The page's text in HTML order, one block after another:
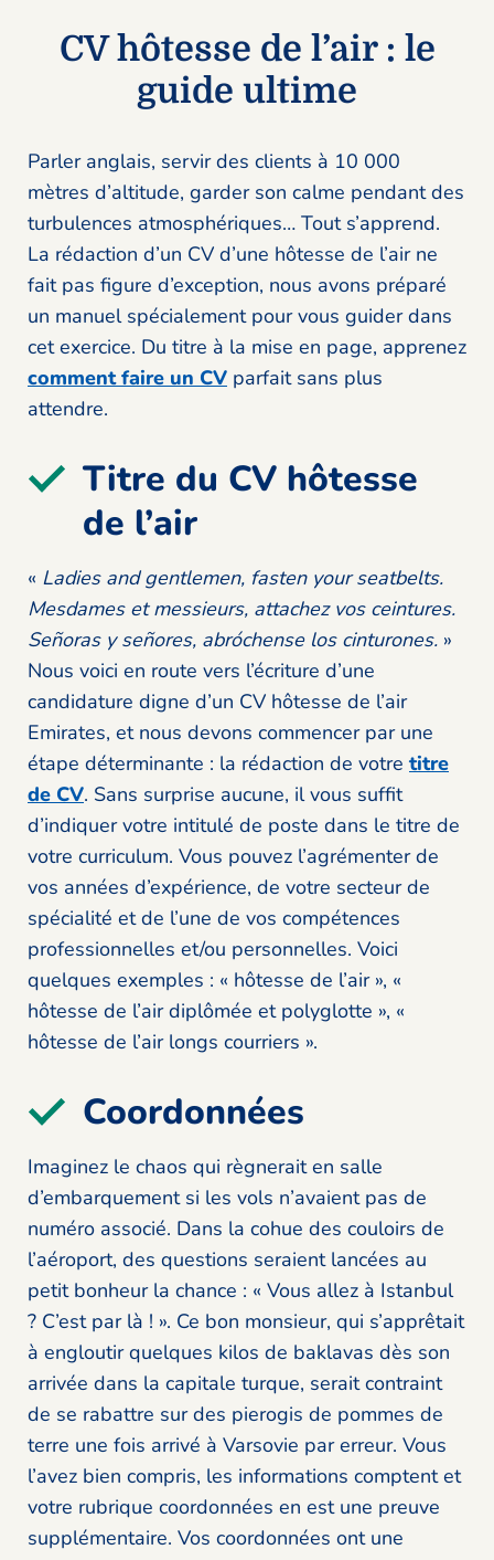
CV hôtesse de l’air : le
guide ultime
Parler anglais, servir des clients à 10 000
mètres d’altitude, garder son calme pendant des
turbulences atmosphériques… Tout s’apprend.
La rédaction d’un CV d’une hôtesse de l’air ne
fait pas figure d’exception, nous avons préparé
un manuel spécialement pour vous guider dans
cet exercice. Du titre à la mise en page, apprenez
comment faire un CV parfait sans plus
attendre.
Titre du CV hôtesse
de l’air
« Ladies and gentlemen, fasten your seatbelts.
Mesdames et messieurs, attachez vos ceintures.
Señoras y señores, abróchense los cinturones. »
Nous voici en route vers l’écriture d’une
candidature digne d’un CV hôtesse de l’air
Emirates, et nous devons commencer par une
étape déterminante : la rédaction de votre titre
de CV. Sans surprise aucune, il vous suffit
d’indiquer votre intitulé de poste dans le titre de
votre curriculum. Vous pouvez l’agrémenter de
vos années d’expérience, de votre secteur de
spécialité et de l’une de vos compétences
professionnelles et/ou personnelles. Voici
quelques exemples : « hôtesse de l’air », «
hôtesse de l’air diplômée et polyglotte », «
hôtesse de l’air longs courriers ».
Coordonnées
Imaginez le chaos qui règnerait en salle
d’embarquement si les vols n’avaient pas de
numéro associé. Dans la cohue des couloirs de
l’aéroport, des questions seraient lancées au
petit bonheur la chance : « Vous allez à Istanbul
? C’est par là ! ». Ce bon monsieur, qui s’apprêtait
à engloutir quelques kilos de baklavas dès son
arrivée dans la capitale turque, serait contraint
de se rabattre sur des pierogis de pommes de
terre une fois arrivé à Varsovie par erreur. Vous
l’avez bien compris, les informations comptent et
votre rubrique coordonnées en est une preuve
supplémentaire. Vos coordonnées ont une